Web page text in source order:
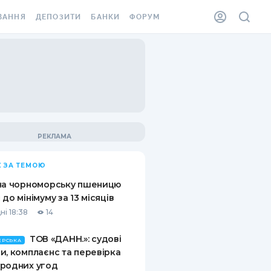
ВІНЬЄТКА
ВІД
ВИПАДКІВ
ДЕПОЗИТИ
ПИТАННЯ ТА ВІДПОВІДІ
ДЕПОЗИТНИЙ КАЛЬКУЛЯТОР
ПУТІВНИКИ ПО
БАНКИ ФОРУМ
ЗА ТЕМОЮ
чорноморську пшеницю
мінімуму за 13 місяців
18:38 14
ТОВ «ДАНН.»: судові
комплаєнс та перевірка
угод